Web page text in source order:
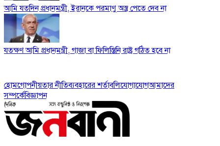
আমি যতদিন প্রধানমন্ত্রী, ইরানকে পরমাণু অস্ত্র পেতে দেব না
যতক্ষণ আমি প্রধানমন্ত্রী, গাজা বা ফিলিস্তিনি রাষ্ট্র গঠিত হবে না
হোমগোপনীয়তার নীতিব্যবহারের শর্তাবলিযোগাযোগআমাদের
সম্পর্কেবিজ্ঞাপন